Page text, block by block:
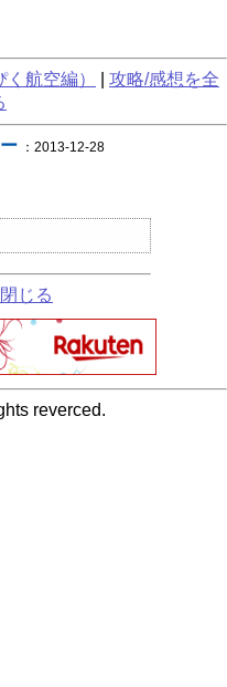
航空編）
攻略/感想を全
：2013-12-28
じる
reverced.